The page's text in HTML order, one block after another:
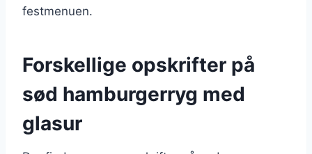
festmenuen.
Forskellige opskrifter på
sød hamburgerryg med
glasur